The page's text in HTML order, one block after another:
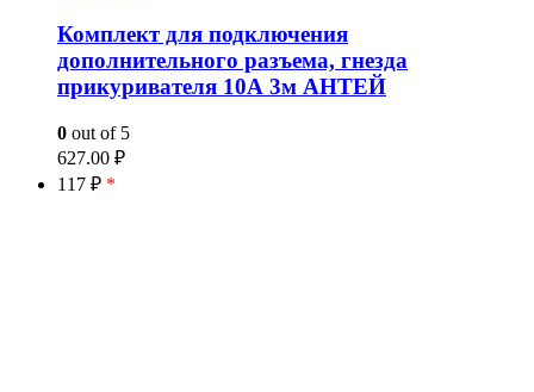
Комплект для подключения
дополнительного разъема, гнезда
прикуривателя 10А 3м АНТЕЙ
0 out of 5
627.00 ₽
117 ₽ *